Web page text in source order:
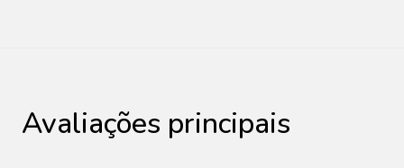
Avaliações principais